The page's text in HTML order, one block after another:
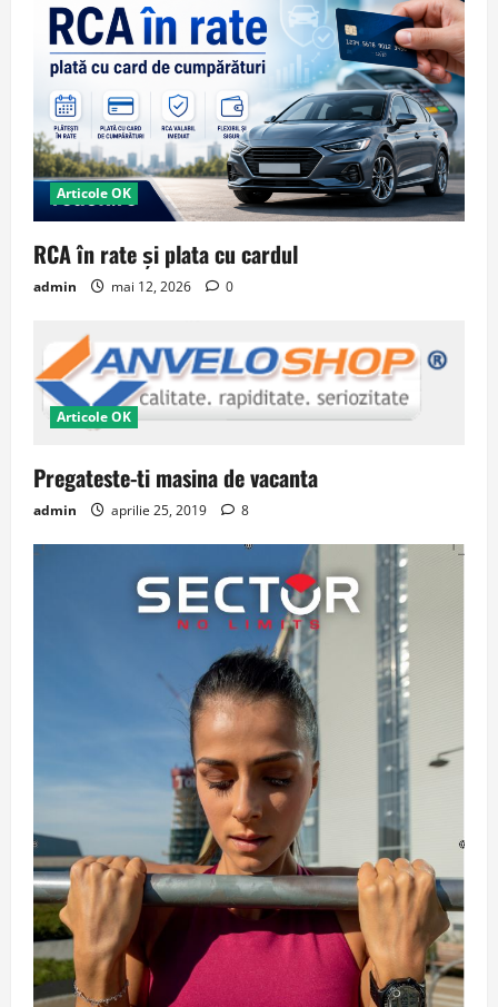
Articole OK
RCA în rate și plata cu cardul
admin mai 12, 2026 0
Articole OK
Pregateste-ti masina de vacanta
admin aprilie 25, 2019 8